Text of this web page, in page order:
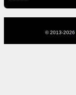
© 2013-2026